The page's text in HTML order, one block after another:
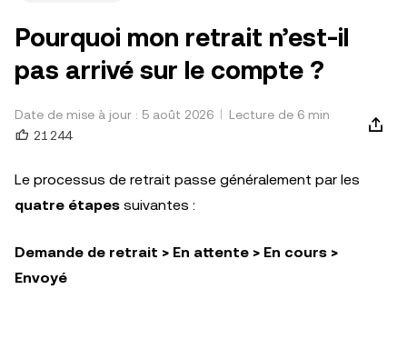
Pourquoi mon retrait n’est-il
pas arrivé sur le compte ?
Date de mise à jour : 5 août 2026
Lecture de 6 min
21 244
Le processus de retrait passe généralement par les
quatre étapes suivantes :
Demande de retrait > En attente > En cours >
Envoyé